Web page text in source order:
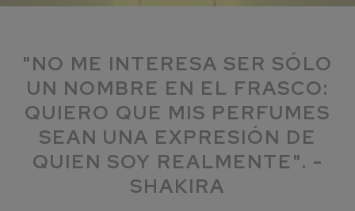
"NO ME INTERESA SER SÓLO
UN NOMBRE EN EL FRASCO:
QUIERO QUE MIS PERFUMES
SEAN UNA EXPRESIÓN DE
QUIEN SOY REALMENTE". -
SHAKIRA